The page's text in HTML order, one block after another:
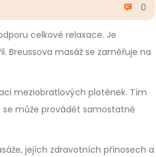
0
celkové relaxace. Je
Breussova masáž se zaměřuje na
meziobratlových plotének. Tím
může provádět samostatně
jejích zdravotních přínosech a